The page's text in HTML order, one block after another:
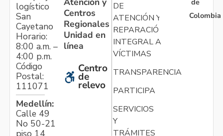
logístico
San
Cayetano
Horario:
8:00 a.m. –
4:00 p.m.
Código
Postal:
111071
Medellín:
Calle 49
No 50-21
piso 14
Centros
Regionales
Unidad en
línea
Centro
de
relevo
DE
ATENCIÓN Y
REPARACIÓN
INTEGRAL A
VÍCTIMAS
TRANSPARENCIA
PARTICIPA
SERVICIOS
Y
TRÁMITES
Colombia